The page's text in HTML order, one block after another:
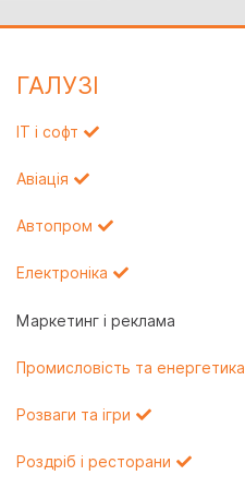
ГАЛУЗI
IT і софт
Авіація
Автопром
Електроніка
Маркетинг і реклама
Промисловість та енергетика
Розваги та ігри
Роздріб і ресторани